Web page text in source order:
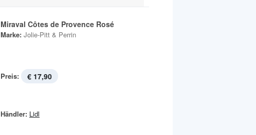
Miraval Côtes de Provence Rosé
Marke: Jolie-Pitt & Perrin
Preis: € 17,90
Händler: Lidl